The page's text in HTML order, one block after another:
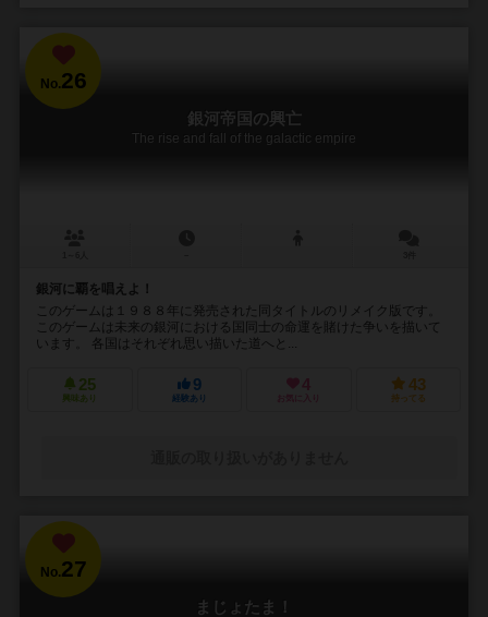
No.26
銀河帝国の興亡
The rise and fall of the galactic empire
銀河に覇を唱えよ！
このゲームは１９８８年に発売された同タイトルのリメイク版です。
このゲームは未来の銀河における国同士の命運を賭けた争いを描いて
います。 各国はそれぞれ思い描いた道へと...
25
興味あり
9
経験あり
4
お気に入り
43
持ってる
No.27
まじょたま！